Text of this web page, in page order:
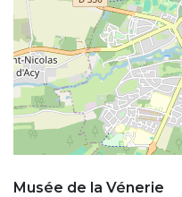
Musée de la Vénerie